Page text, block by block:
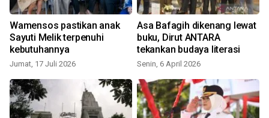
Wamensos pastikan anak
Sayuti Melik terpenuhi
kebutuhannya
Jumat, 17 Juli 2026
Asa Bafagih dikenang lewat
buku, Dirut ANTARA
tekankan budaya literasi
Senin, 6 April 2026